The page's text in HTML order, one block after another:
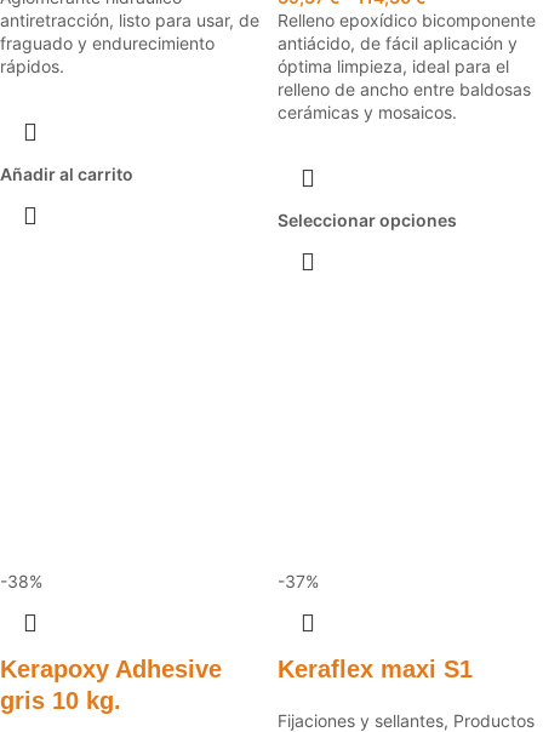
antiretracción, listo para usar, de
fraguado y endurecimiento
rápidos.
Añadir al carrito
Relleno epoxídico bicomponente
antiácido, de fácil aplicación y
óptima limpieza, ideal para el
relleno de ancho entre baldosas
cerámicas y mosaicos.
Seleccionar opciones
-38%
Kerapoxy Adhesive
gris 10 kg.
-37%
Keraflex maxi S1
Fijaciones y sellantes, Productos